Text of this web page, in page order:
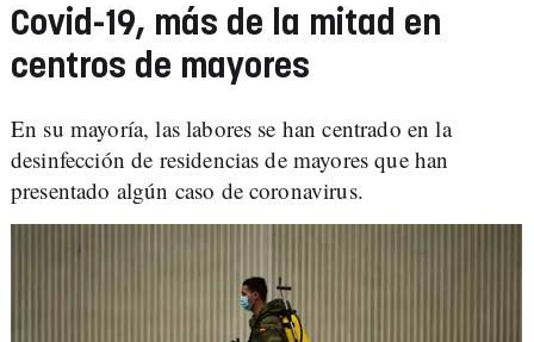
Covid-19, más de la mitad en
centros de mayores
En su mayoría, las labores se han centrado en la
desinfección de residencias de mayores que han
presentado algún caso de coronavirus.